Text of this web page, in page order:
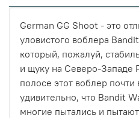
German GG Shoot - это
уловистого воблера
который, пожалуй,
и щуку на Северо-Западе
полосе этот воблер почти
удивительно, что Bandit
многие пытались и